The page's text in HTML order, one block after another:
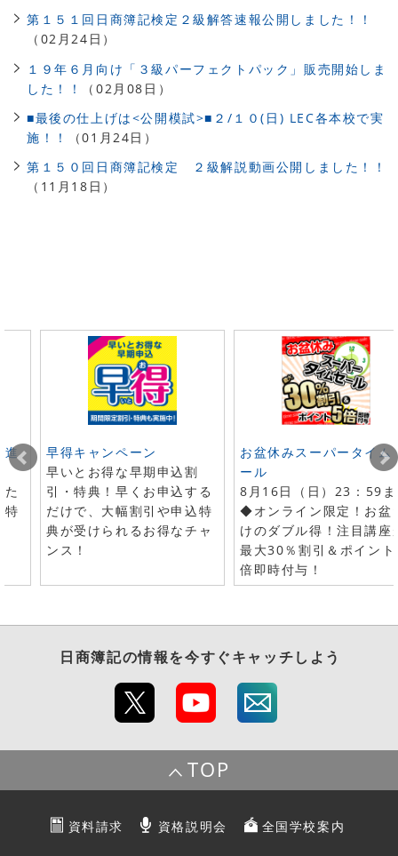
第１５１回日商簿記検定２級解答速報公開しました！！
（02月24日）
１９年６月向け「３級パーフェクトパック」販売開始しま
した！！
（02月08日）
■最後の仕上げは<公開模試>■２/１０(日) LEC各本校で実
施！！
（01月24日）
第１５０回日商簿記検定 ２級解説動画公開しました！！
（11月18日）
進
特
早得キャンペーン
早いとお得な早期申込割
引・特典！早くお申込する
だけで、大幅割引や申込特
典が受けられるお得なチャ
ンス！
お盆休みスーパータイム
ール
8月16日（日）23：59
◆オンライン限定！お盆
けのダブル得！注目講座
最大30％割引＆ポイン
倍即時付与！
日商簿記の情報を今すぐキャッチしよう
TOP
資料請求 資格説明会 全国学校案内